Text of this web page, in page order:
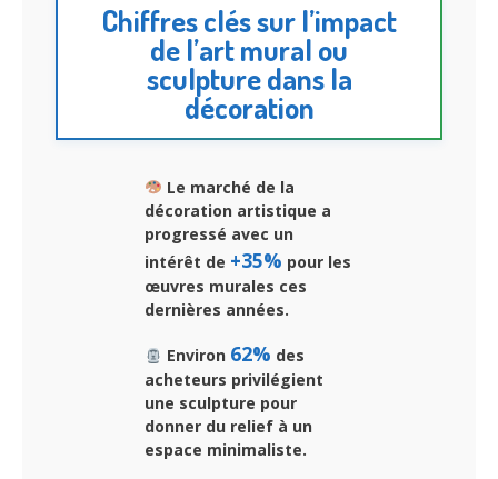
Chiffres clés sur l’impact
de l’art mural ou
sculpture dans la
décoration
Le marché de la
décoration artistique a
progressé avec un
intérêt de +35% pour les
œuvres murales ces
dernières années.
Environ 62% des
acheteurs privilégient
une sculpture pour
donner du relief à un
espace minimaliste.